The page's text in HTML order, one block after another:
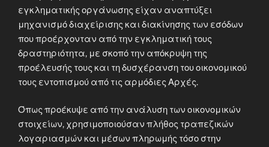
εγκληματικής οργάνωσης είχαν αναπτύξει
μηχανισμό διαχείρισης και διακίνησης των εσόδων
που προέρχονταν από την εγκληματική τους
δραστηριότητα, με σκοπό την απόκρυψη της
προέλευσής τους και τη δυσχέρανση του οικονομικού
τους εντοπισμού από τις αρμόδιες Αρχές.
Όπως προέκυψε από την ανάλυση των οικονομικών
στοιχείων, χρησιμοποιούσαν πλήθος τραπεζικών
λογαριασμών και μέσων πληρωμής τόσο στην